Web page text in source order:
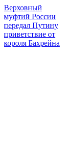
Верховный
муфтий России
передал Путину
приветствие от
короля Бахрейна